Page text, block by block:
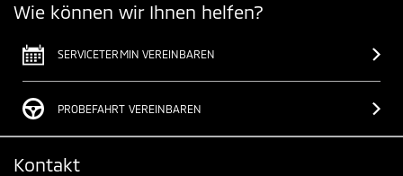
Wie können wir Ihnen helfen?
SERVICETERMIN VEREINBAREN
PROBEFAHRT VEREINBAREN
Kontakt